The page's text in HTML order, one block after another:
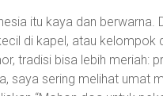
itu kaya dan
di kapel, atau
tradisi bisa lebih meriah:
saya sering melihat umat